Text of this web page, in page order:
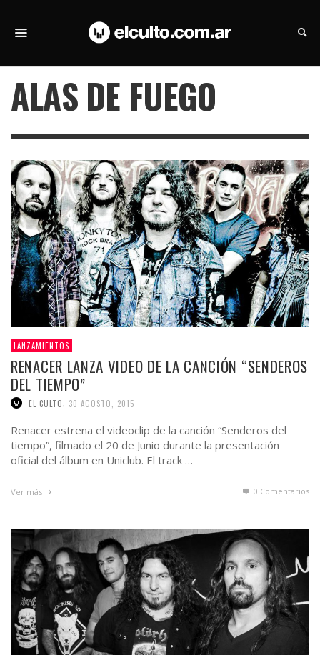
ALAS DE FUEGO
LANZAMIENTOS
RENACER LANZA VIDEO DE LA CANCIÓN “SENDEROS
DEL TIEMPO”
EL CULTO 30 AGOSTO, 2015
Renacer estrena el videoclip de la canción “Senderos del
tiempo”, filmado el 20 de Junio durante la presentación
oficial del álbum en Uniclub. El track …
Ver más 0 Comentarios